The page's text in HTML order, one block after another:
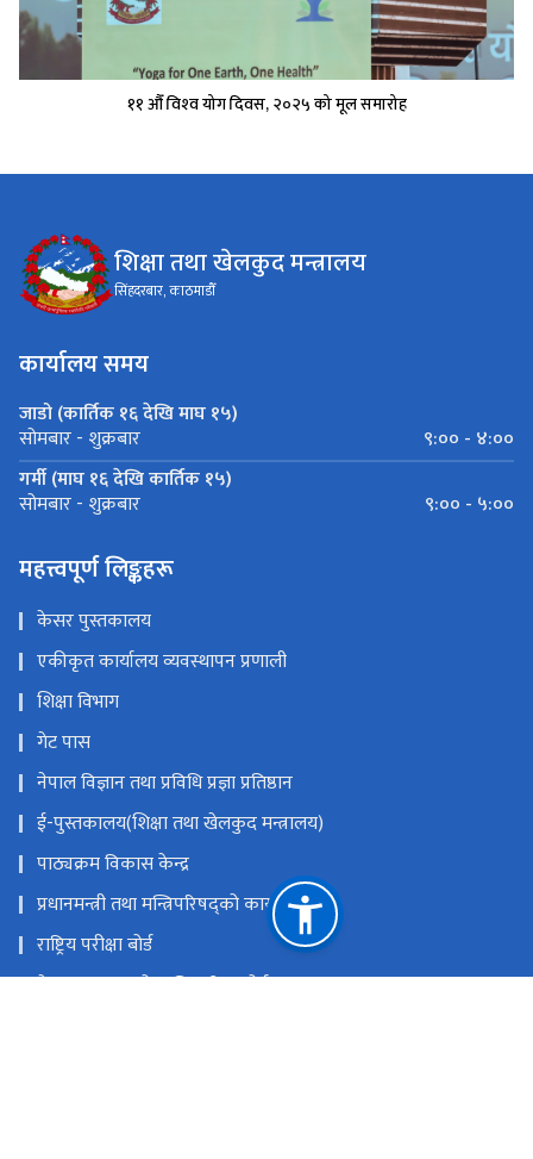
११ औँ विश्‍व योग दिवस, २०२५ को मूल समारोह
शिक्षा तथा खेलकुद मन्त्रालय
सिंहदरबार, काठमाडौँ
कार्यालय समय
जाडो (कार्तिक १६ देखि माघ १५)
सोमबार - शुक्रबार
९:०० - ४:००
गर्मी (माघ १६ देखि कार्तिक १५)
सोमबार - शुक्रबार ९:०० - ५:००
महत्त्वपूर्ण लिङ्कहरू
केसर पुस्तकालय
एकीकृत कार्यालय व्यवस्थापन प्रणाली
शिक्षा विभाग
गेट पास
नेपाल विज्ञान तथा प्रविधि प्रज्ञा प्रतिष्ठान
ई-पुस्तकालय(शिक्षा तथा खेलकुद मन्त्रालय)
पाठ्यक्रम विकास केन्द्र
प्रधानमन्त्री तथा मन्त्रिपरिषद्को कार्यालय
राष्ट्रिय परीक्षा बोर्ड
नेपाल सरकारको आधिकारिक पोर्टल